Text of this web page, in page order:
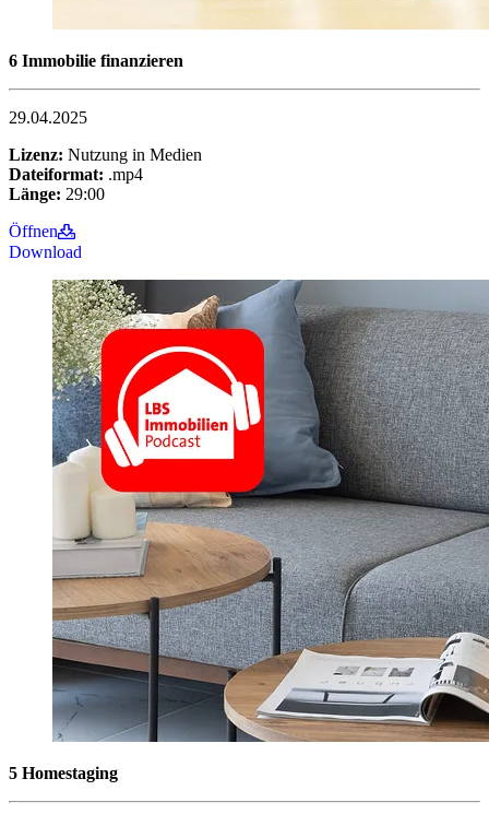
6 Immobilie finanzieren
29.04.2025
Lizenz: Nutzung in Medien
Dateiformat: .mp4
Länge: 29:00
Öffnen
Download
5 Homestaging